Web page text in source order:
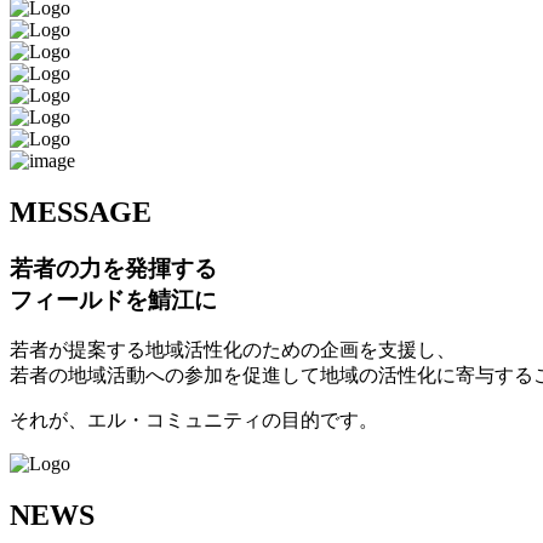
MESSAGE
若者の力を発揮する
フィールドを鯖江に
若者が提案する地域活性化のための企画を支援し、
若者の地域活動への参加を促進して地域の活性化に寄与する
それが、エル・コミュニティの目的です。
NEWS